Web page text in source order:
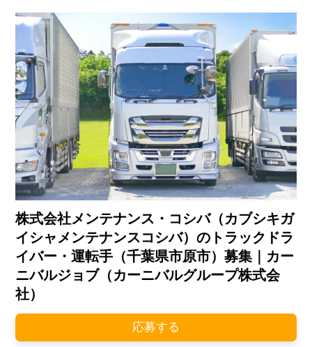
株式会社メンテナンス・コシバ（カブシキガ
イシャメンテナンスコシバ）のトラックドラ
イバー・運転手（千葉県市原市）募集｜カー
ニバルジョブ（カーニバルグループ株式会
社）
応募する